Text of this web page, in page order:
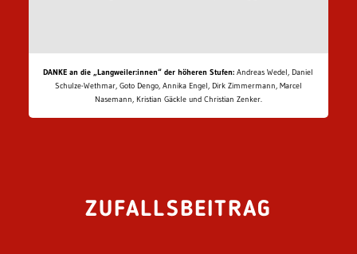
DANKE an die „Langweiler:innen“ der höheren Stufen: Andreas Wedel, Daniel
Schulze-Wethmar, Goto Dengo, Annika Engel, Dirk Zimmermann, Marcel
Nasemann, Kristian Gäckle und Christian Zenker.
ZUFALLSBEITRAG